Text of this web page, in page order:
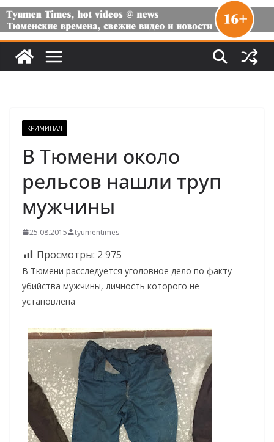
КРИМИНАЛ
В Тюмени около
рельсов нашли труп
мужчины
25.08.2015 tyumentimes
Просмотры: 2 975
В Тюмени расследуется уголовное дело по факту
убийства мужчины, личность которого не
установлена